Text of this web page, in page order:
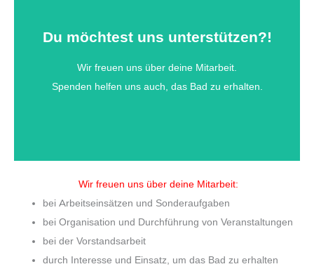
Du möchtest uns unterstützen?!
Wir freuen uns über deine Mitarbeit.
Spenden helfen uns auch, das Bad zu erhalten.
DE87 2176 3542 0000 1487 33
Wir freuen uns über deine Mitarbeit:
bei Arbeitseinsätzen und Sonderaufgaben
bei Organisation und Durchführung von Veranstaltungen
bei der Vorstandsarbeit
durch Interesse und Einsatz, um das Bad zu erhalten